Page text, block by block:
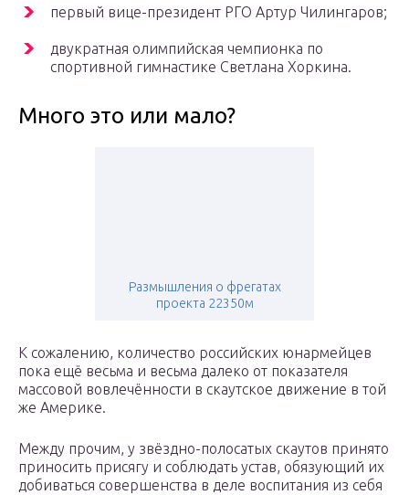
первый вице-президент РГО Артур Чилингаров;
двукратная олимпийская чемпионка по
спортивной гимнастике Светлана Хоркина.
Много это или мало?
Размышления о фрегатах
проекта 22350м
К сожалению, количество российских юнармейцев
пока ещё весьма и весьма далеко от показателя
массовой вовлечённости в скаутское движение в той
же Америке.
Между прочим, у звёздно-полосатых скаутов принято
приносить присягу и соблюдать устав, обязующий их
добиваться совершенства в деле воспитания из себя